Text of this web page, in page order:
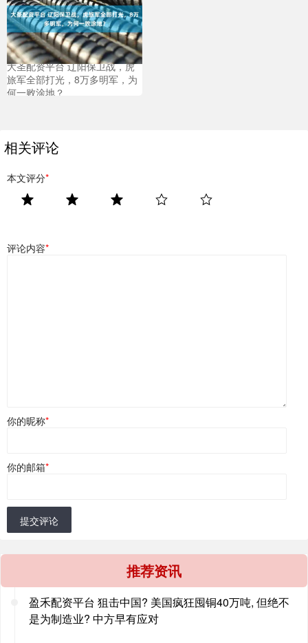
大圣配资平台 辽阳保卫战，虎
旅军全部打光，8万多明军，为
何一败涂地？
相关评论
本文评分*
评论内容*
你的昵称*
你的邮箱*
提交评论
推荐资讯
盈禾配资平台 狙击中国? 美国疯狂囤铜40万吨, 但绝不
是为制造业? 中方早有应对